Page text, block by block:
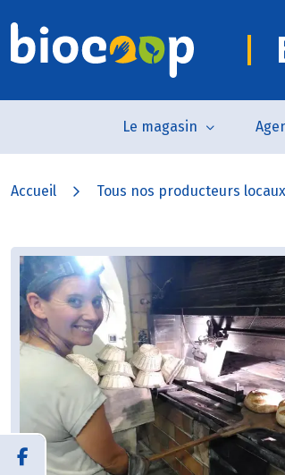
Le magasin
Accueil Tous nos producteurs locaux